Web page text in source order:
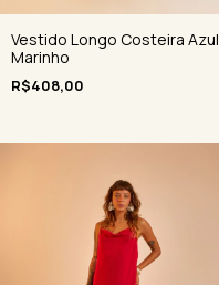
Vestido Longo Costeira Azul
Marinho
R$408,00